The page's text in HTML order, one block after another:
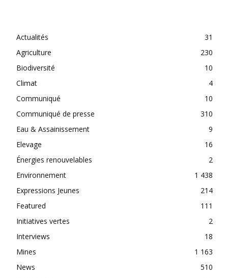
Actualités
31
Agriculture
230
Biodiversité
10
Climat
4
Communiqué
10
Communiqué de presse
310
Eau & Assainissement
9
Elevage
16
Énergies renouvelables
2
Environnement
1 438
Expressions Jeunes
214
Featured
111
Initiatives vertes
2
Interviews
18
Mines
1 163
News
510